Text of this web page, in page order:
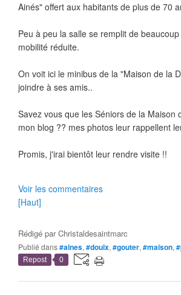
Ainés" offert aux habitants de plus de 70
Peu à peu la salle se remplit de
mobilité réduite.
On voit ici le minibus de la "Maison de la
joindre à ses amis..
Savez vous que les Séniors de la
mon blog ?? mes photos leur rappellent
Promis, j'irai bientôt leur rendre visite !!
Voir les commentaires
[Haut]
Rédigé parChristaldesaintmarc
Publié dans#aines, #douix, #gouter, #maison,
Repost 0